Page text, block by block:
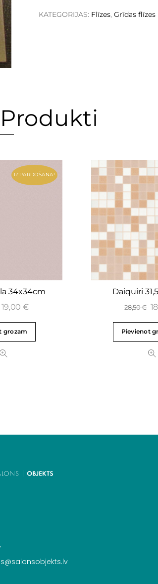
KATEGORIJAS: Flīzes,Grīdas flīzes
IZPĀRDOŠANA!
34x34cm
19,00 €
grozam
Daiquiri
28,50€
Pievienot